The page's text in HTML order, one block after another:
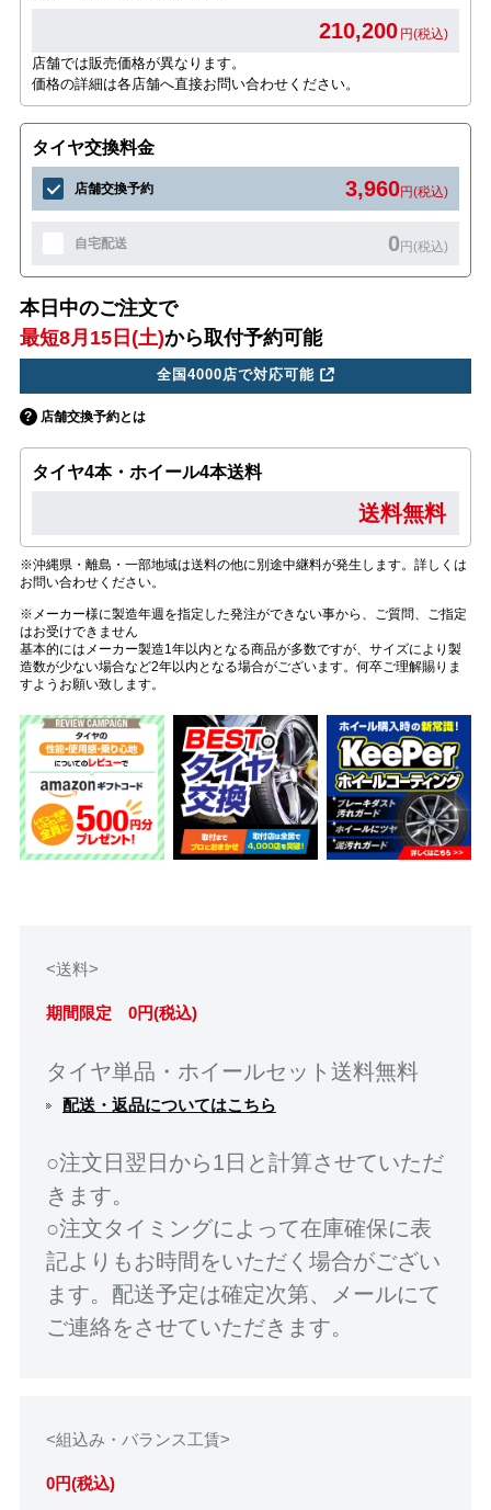
210,200 円(税込)
店舗では販売価格が異なります。
価格の詳細は各店舗へ直接お問い合わせください。
タイヤ交換料金
店舗交換予約 3,960円(税込)
自宅配送 0円(税込)
本日中のご注文で
最短8月15日(土)から取付予約可能
全国4000店で対応可能
店舗交換予約とは
タイヤ4本・ホイール4本送料
送料無料
※沖縄県・離島・一部地域は送料の他に別途中継料が発生します。詳しくは
お問い合わせください。
※メーカー様に製造年週を指定した発注ができない事から、ご質問、ご指定
はお受けできません
基本的にはメーカー製造1年以内となる商品が多数ですが、サイズにより製
造数が少ない場合など2年以内となる場合がございます。何卒ご理解賜りま
すようお願い致します。
<送料>
期間限定 0円(税込)
タイヤ単品・ホイールセット送料無料
配送・返品についてはこちら
○注文日翌日から1日と計算させていただ
きます。
○注文タイミングによって在庫確保に表
記よりもお時間をいただく場合がござい
ます。配送予定は確定次第、メールにて
ご連絡をさせていただきます。
<組込み・バランス工賃>
0円(税込)